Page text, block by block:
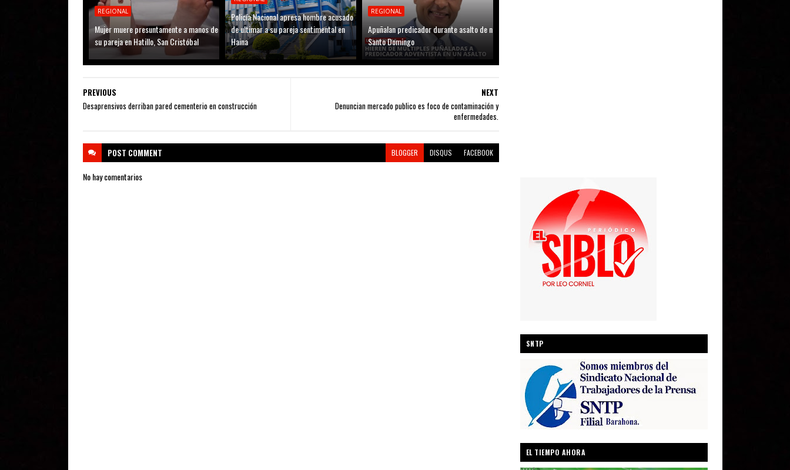
REGIONAL
Mujer muere presuntamente a manos de
su pareja en Hatillo, San Cristóbal
Policía Nacional apresa hombre acusado
de ultimar a su pareja sentimental en
Haina
REGIONAL
Apuñalan predicador durante asalto de n
Santo Domingo
NEXT
Denuncian mercado publico es foco de contaminación y
enfermedades.
PREVIOUS
Desaprensivos derriban pared cementerio en construcción
POST COMMENT BLOGGER DISQUS FACEBOOK
No hay comentarios
SNTP
EL TIEMPO AHORA